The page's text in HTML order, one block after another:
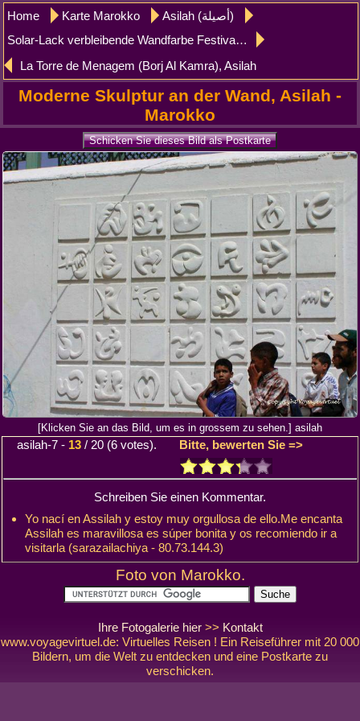
Home Karte Marokko
Asilah (أصيلة)
Solar-Lack verbleibende Wandfarbe Festival Asilah
La Torre de Menagem (Borj Al Kamra), Asilah
Moderne Skulptur an der Wand, Asilah -
Marokko
[Klicken Sie an das Bild, um es in grossem zu sehen.] asilah
asilah-7 - 13 / 20 (6 votes). Bitte, bewerten Sie =>
Schreiben Sie einen Kommentar.
Yo nací en Assilah y estoy muy orgullosa de ello.Me encanta
Assilah es maravillosa es súper bonita y os recomiendo ir a
visitarla (sarazailachiya - 80.73.144.3)
Foto von Marokko.
Ihre Fotogalerie hier>> Kontakt
www.voyagevirtuel.de: Virtuelles Reisen ! Ein Reiseführer mit 20 000
Bildern, um die Welt zu entdecken und eine Postkarte zu
verschicken.